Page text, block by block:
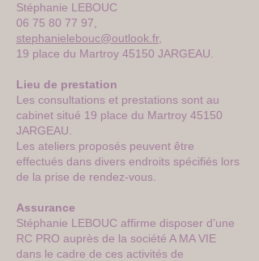
Stéphanie LEBOUC
06 75 80 77 97
stephanielebouc@outlook.fr,
19 place du Martroy 45150 JARGEAU.
Lieu de prestation
Les consultations et prestations sont au
cabinet situé 19 place du Martroy 45150
JARGEAU.
Les ateliers proposés peuvent être
effectués dans divers endroits spécifiés lors
de la prise de rendez-vous.
Assurance
Stéphanie LEBOUC affirme disposer d’une
RC PRO auprès de la société A MA VIE
dans le cadre de ces activités de